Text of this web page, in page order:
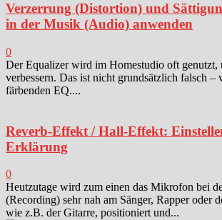
Verzerrung (Distortion) und
in der Musik (Audio) anwenden
0
Der Equalizer wird im Homestudio oft genutzt,
verbessern. Das ist nicht grundsätzlich falsch –
färbenden EQ....
Reverb-Effekt / Hall-Effekt:
Erklärung
0
Heutzutage wird zum einen das Mikrofon bei
(Recording) sehr nah am Sänger, Rapper oder
wie z.B. der Gitarre, positioniert und...